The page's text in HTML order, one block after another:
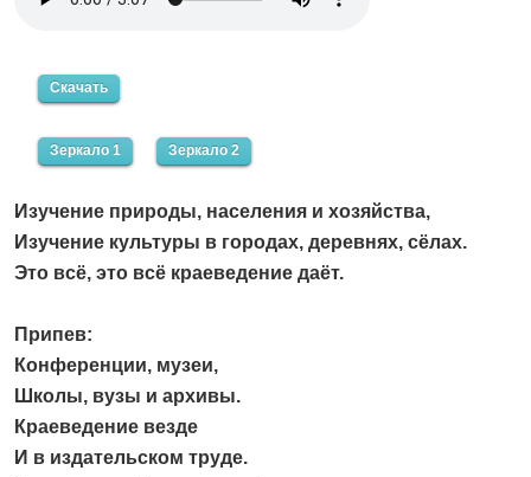
Скачать
Зеркало 1 Зеркало 2
Изучение природы, населения и хозяйства,
Изучение культуры в городах, деревнях, сёлах.
Это всё, это всё краеведение даёт.
Припев:
Конференции, музеи,
Школы, вузы и архивы.
Краеведение везде
И в издательском труде.